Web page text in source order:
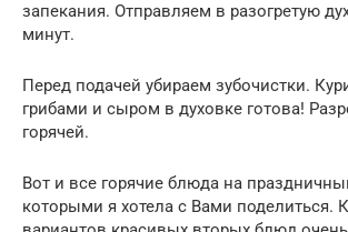
запекания. Отправляем в разогретую
минут.
Перед подачей убираем зубочистки.
грибами и сыром в духовке готова!
горячей.
Вот и все горячие блюда на
которыми я хотела с Вами поделиться.